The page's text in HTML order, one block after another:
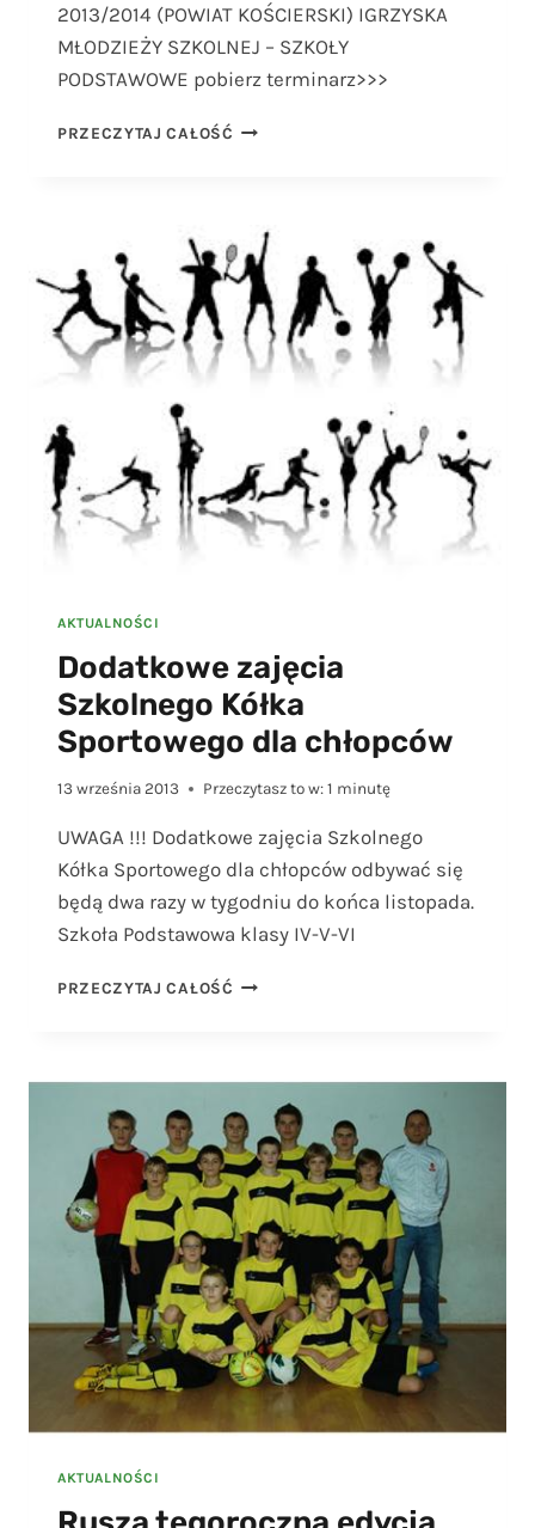
2013/2014 (POWIAT KOŚCIERSKI) IGRZYSKA
MŁODZIEŻY SZKOLNEJ – SZKOŁY
PODSTAWOWE pobierz terminarz>>>
PRZECZYTAJ CAŁOŚĆ TERMINARZ
PODSTAWOWE
AKTUALNOŚCI
Dodatkowe zajęcia
Szkolnego Kółka
Sportowego dla chłopców
13 września 2013 Przeczytasz to w: 1 minutę
UWAGA !!! Dodatkowe zajęcia Szkolnego
Kółka Sportowego dla chłopców odbywać się
będą dwa razy w tygodniu do końca listopada.
Szkoła Podstawowa klasy IV-V-VI
PRZECZYTAJ CAŁOŚĆ DODATKOWE
SPORTOWEGO
DLA
CHŁOPCÓW
AKTUALNOŚCI